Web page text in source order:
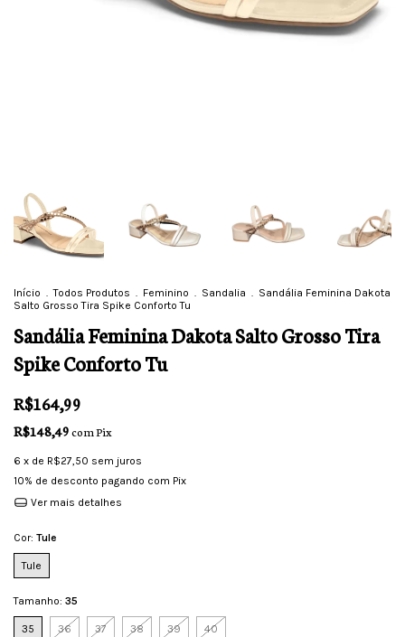
Início . Todos Produtos . Feminino . Sandalia . Sandália Feminina Dakota
Salto Grosso Tira Spike Conforto Tu
Sandália Feminina Dakota Salto Grosso Tira
Spike Conforto Tu
R$164,99
R$148,49comPix
6 x de R$27,50 sem juros
10% de desconto pagando com Pix
Ver mais detalhes
Cor: Tule
Tule
Tamanho: 35
35 36 37 38 39 40